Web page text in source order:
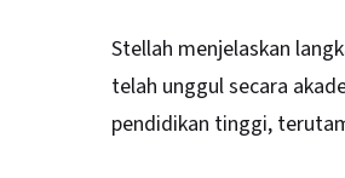
Stellah menjelaskan
telah unggul secara
pendidikan tinggi,